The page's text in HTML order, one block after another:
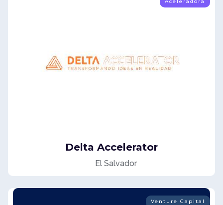
Aceleradora
Delta Accelerator
El Salvador
Venture Capital